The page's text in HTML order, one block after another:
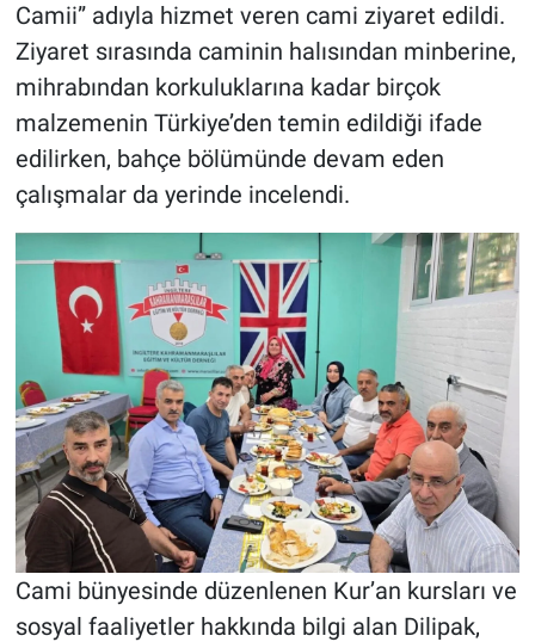
Camii” adıyla hizmet veren cami ziyaret edildi.
Ziyaret sırasında caminin halısından minberine,
mihrabından korkuluklarına kadar birçok
malzemenin Türkiye’den temin edildiği ifade
edilirken, bahçe bölümünde devam eden
çalışmalar da yerinde incelendi.
Cami bünyesinde düzenlenen Kur’an kursları ve
sosyal faaliyetler hakkında bilgi alan Dilipak,